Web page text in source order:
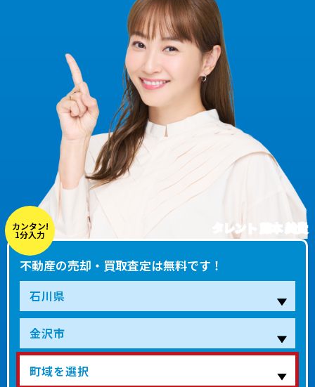
タレント 藤本 美貴
カンタン!
1分入力
不動産の売却・買取査定は無料です！